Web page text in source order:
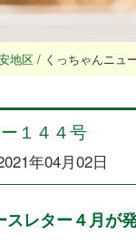
地区 / くっちゃんニュ
１４４号
年04月02日
レター４月が